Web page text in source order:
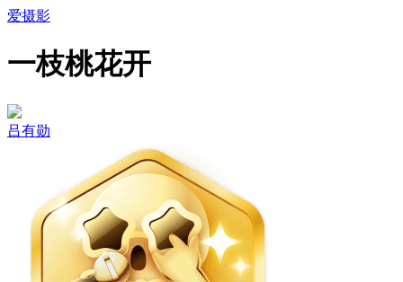
爱摄影
一枝桃花开
吕有勋